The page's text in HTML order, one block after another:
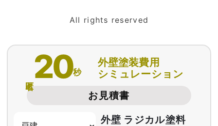
All rights reserved
20秒
外壁塗装費用
シミュレーション
お見積書
外壁 ラジカル塗料